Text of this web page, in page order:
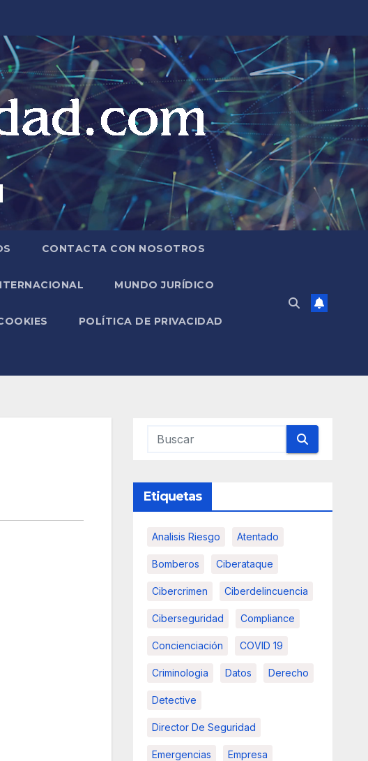
CONTACTA CON NOSOTROS
MUNDO JURÍDICO
POLÍTICA DE PRIVACIDAD
Etiquetas
Analisis Riesgo Atentado
Bomberos Ciberataque
Cibercrimen Ciberdelincuencia
Ciberseguridad Compliance
Concienciación COVID 19
Criminologia Datos Derecho
Detective
Director De Seguridad
Emergencias Empresa